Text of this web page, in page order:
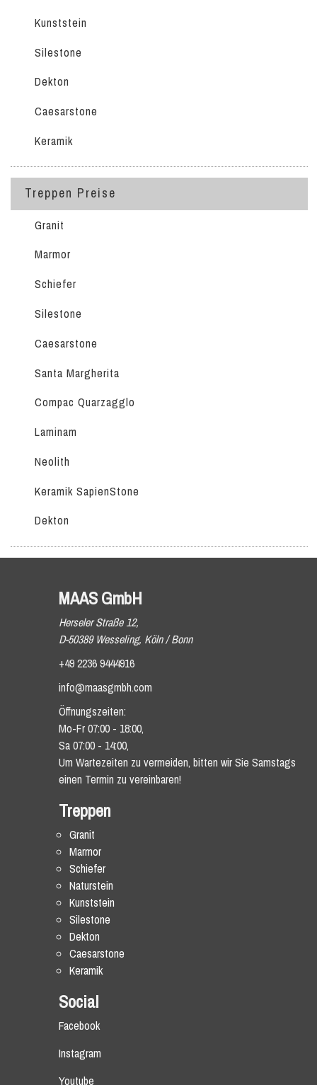
Kunststein
Silestone
Dekton
Caesarstone
Keramik
Treppen Preise
Granit
Marmor
Schiefer
Silestone
Caesarstone
Santa Margherita
Compac Quarzagglo
Laminam
Neolith
Keramik SapienStone
Dekton
MAAS GmbH
Herseler Straße 12,
D-50389 Wesseling, Köln / Bonn
+49 2236 9444916
info@maasgmbh.com
Öffnungszeiten:
Mo-Fr 07:00 - 18:00,
Sa 07:00 - 14:00,
Um Wartezeiten zu vermeiden, bitten wir Sie Samstags
einen Termin zu vereinbaren!
Treppen
Granit
Marmor
Schiefer
Naturstein
Kunststein
Silestone
Dekton
Caesarstone
Keramik
Social
Facebook
Instagram
Youtube